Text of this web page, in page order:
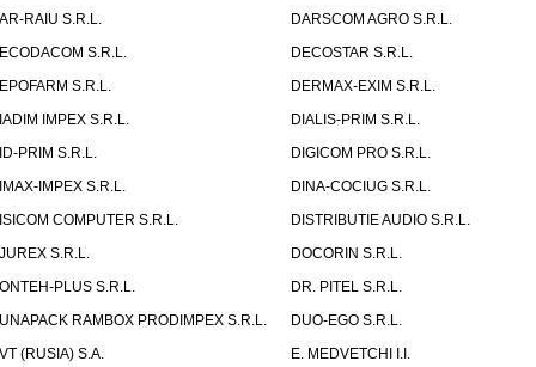
RAIU S.R.L.
DARSCOM AGRO S.R.L.
S.R.L.
DECOSTAR S.R.L.
S.R.L.
DERMAX-EXIM S.R.L.
IMPEX S.R.L.
DIALIS-PRIM S.R.L.
PRIM S.R.L.
DIGICOM PRO S.R.L.
IMPEX S.R.L.
DINA-COCIUG S.R.L.
COMPUTER S.R.L.
DISTRIBUTIE AUDIO S.R.L.
S.R.L.
DOCORIN S.R.L.
PLUS S.R.L.
DR. PITEL S.R.L.
RAMBOX PRODIMPEX S.R.L.
DUO-EGO S.R.L.
(RUSIA) S.A.
E. MEDVETCHI I.I.